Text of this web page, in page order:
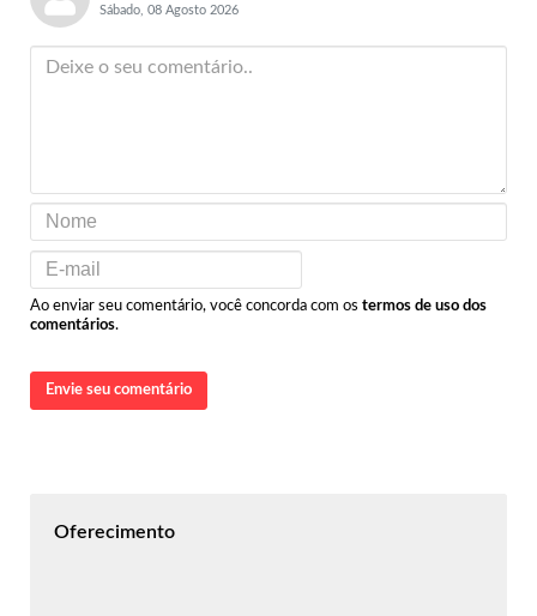
Sábado, 08 Agosto 2026
Ao enviar seu comentário, você concorda com os termos de uso dos
comentários.
Envie seu comentário
Oferecimento